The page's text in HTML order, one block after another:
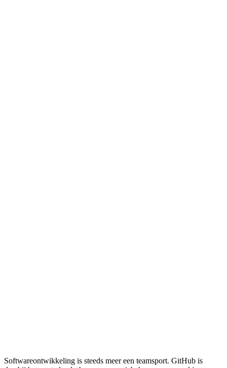
Softwareontwikkeling is steeds meer een teamsport. GitHub is